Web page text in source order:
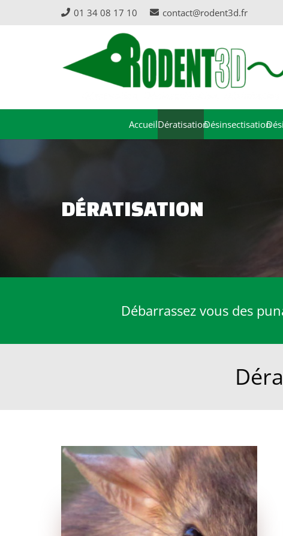
01 34 08 17 10 contact@rodent3d.fr
AccueilDératisationDésinsectisation
DÉRATISATION
Débarrassez vous des